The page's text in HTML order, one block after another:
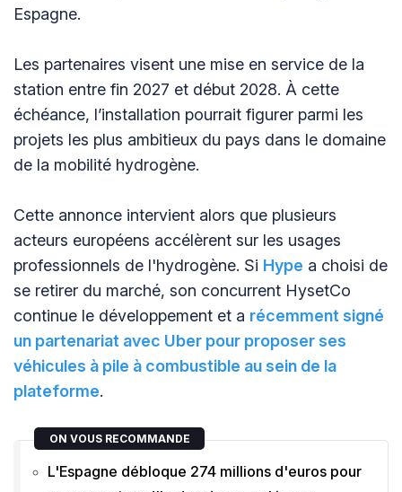
Espagne.
Les partenaires visent une mise en service de la
station entre fin 2027 et début 2028. À cette
échéance, l’installation pourrait figurer parmi les
projets les plus ambitieux du pays dans le domaine
de la mobilité hydrogène.
Cette annonce intervient alors que plusieurs
acteurs européens accélèrent sur les usages
professionnels de l'hydrogène. Si Hype a choisi de
se retirer du marché, son concurrent HysetCo
continue le développement et a récemment signé
un partenariat avec Uber pour proposer ses
véhicules à pile à combustible au sein de la
plateforme.
ON VOUS RECOMMANDE
L'Espagne débloque 274 millions d'euros pour